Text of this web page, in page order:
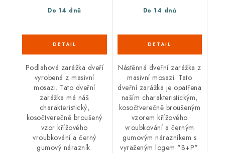
Do 14 dnů
Podlahová zarážka dveří
vyrobená z masivní
mosazi. Tato dveřní
zarážka má náš
charakteristický,
kosočtverečně broušený
vzor křížového
vroubkování a černý
gumový nárazník.
Do 14 dnů
Nástěnná dveřní zarážka z
masivní mosazi. Tato
dveřní zarážka je opatřena
naším charakteristickým,
kosočtverečně broušeným
vzorem křížového
vroubkování a černým
gumovým nárazníkem s
vyraženým logem "B+P".